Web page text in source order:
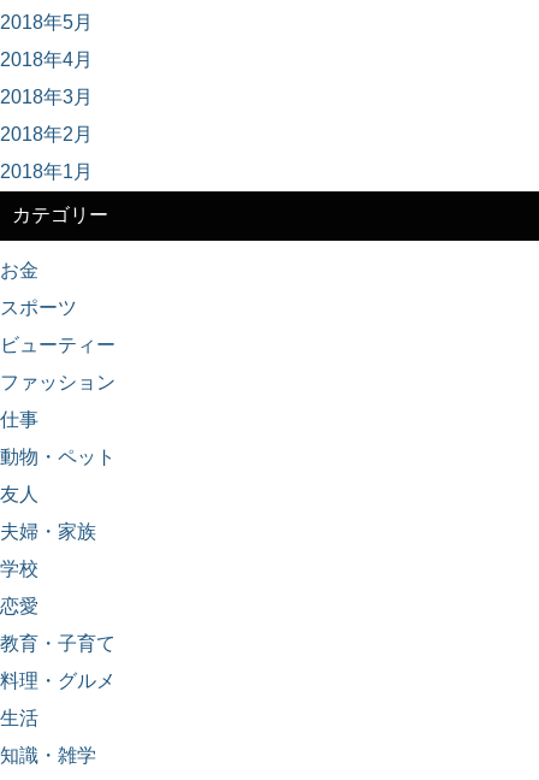
2018年5月
2018年4月
2018年3月
2018年2月
2018年1月
カテゴリー
お金
スポーツ
ビューティー
ファッション
仕事
動物・ペット
友人
夫婦・家族
学校
恋愛
教育・子育て
料理・グルメ
生活
知識・雑学